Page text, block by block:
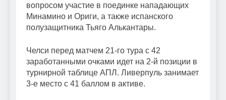
вопросом участие в поединке нападающих
Минамино и Ориги, а также испанского
полузащитника Тьяго Алькантары.
Челси перед матчем 21-го тура с 42
заработанными очками идет на 2-й позиции в
турнирной таблице АПЛ. Ливерпуль занимает
3-е место с 41 баллом в активе.